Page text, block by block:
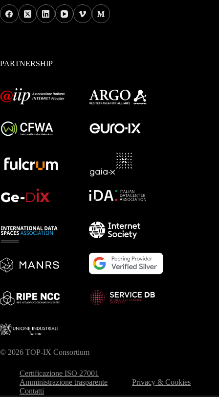
PARTNERSHIP
© 2026 TOP-IX Consortium
Certificazione ISO 27001
Amministrazione trasparente
Privacy & Cookies
Contatti